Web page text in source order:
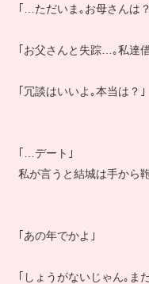
｢…ただいま｡お母さんは
｢お父さんと失踪…｡私達
｢冗談はいいよ｡本当は？｣
｢…デート｣
私が言うと結城は手から
｢あの年でかよ｣
｢しょうがないじゃん｡ま